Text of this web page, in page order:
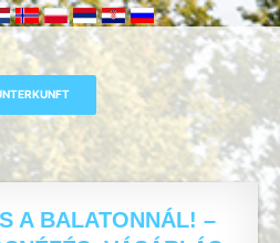
A BALATONNÁL! –